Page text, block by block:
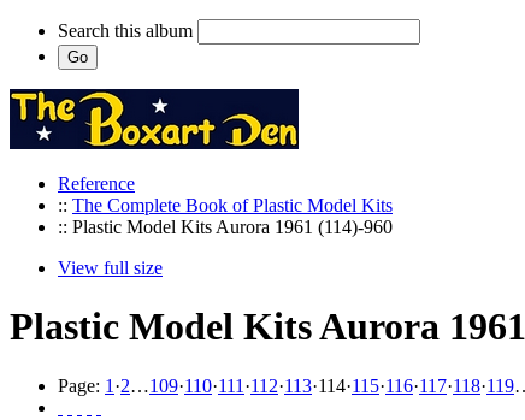
Search this album
Reference
:: The Complete Book of Plastic Model Kits
:: Plastic Model Kits Aurora 1961 (114)-960
View full size
Plastic Model Kits Aurora
Page: 1 ·2…109·110·111 ·112·113·114·115·116·117·118·119